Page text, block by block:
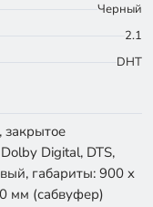
Черный
2.1
DHT
Digital, DTS,
габариты: 900 x
мм (сабвуфер)